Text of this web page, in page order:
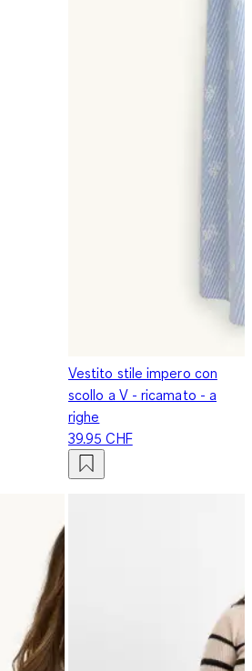
Vestito stile impero con
scollo a V - ricamato - a
righe
39.95 CHF